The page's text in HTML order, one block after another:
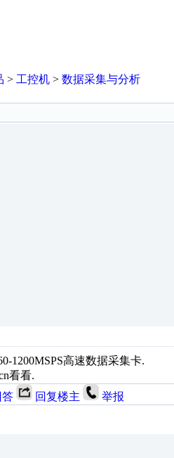
> 工控机 > 数据采集与分析
1200MSPS高速数据采集卡.
看看.
答 回复楼主 举报